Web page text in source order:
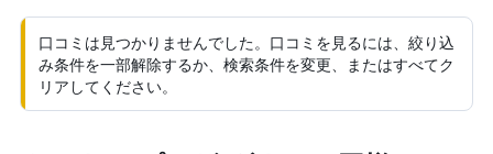
口コミは見つかりませんでした。口コミを見るには、絞り込
み条件を一部解除するか、検索条件を変更、またはすべてク
リアしてください。